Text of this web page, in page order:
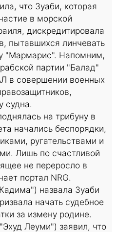
что Зуаби, которая
в морской
дискредитировала
пытавшихся линчевать
"Мармарис". Напомним,
партии "Балад"
в совершении военных
судна.
на трибуну в
начались беспорядки,
ругательствами и
Лишь по счастливой
не переросло в
портал NRG.
назвала Зуаби
начать судебное
за измену родине.
Леуми") заявил, что